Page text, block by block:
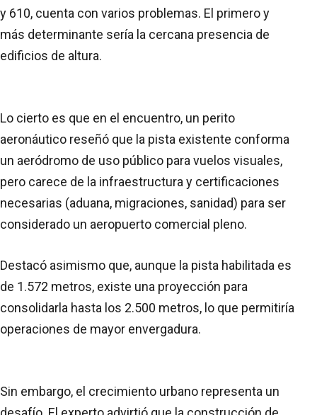
y 610, cuenta con varios problemas. El primero y
más determinante sería la cercana presencia de
edificios de altura.
Lo cierto es que en el encuentro, un perito
aeronáutico reseñó que la pista existente conforma
un aeródromo de uso público para vuelos visuales,
pero carece de la infraestructura y certificaciones
necesarias (aduana, migraciones, sanidad) para ser
considerado un aeropuerto comercial pleno.
Destacó asimismo que, aunque la pista habilitada es
de 1.572 metros, existe una proyección para
consolidarla hasta los 2.500 metros, lo que permitiría
operaciones de mayor envergadura.
Sin embargo, el crecimiento urbano representa un